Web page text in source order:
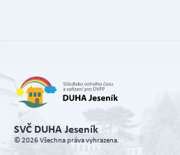
SVČ DUHA Jeseník
© 2026 Všechna práva vyhrazena.